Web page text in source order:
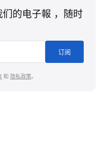
的电子報 ，随时
订阅
和 隐私政策。